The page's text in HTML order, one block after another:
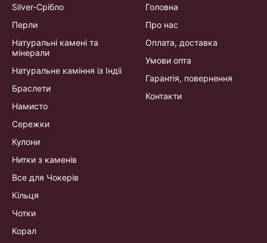
Silver-Срібло
Перли
Натуральні камені та
мінерали
Натуральне каміння із Індіі
Браслети
Намисто
Сережки
Кулони
Нитки з каменів
Все для Чокерів
Кільця
Чотки
Корал
Головна
Про нас
Оплата, доставка
Умови опта
Гарантія, повернення
Контакти